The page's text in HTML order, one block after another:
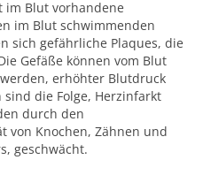
im Blut vorhandene
im Blut schwimmenden
sich gefährliche Plaques, die
Gefäße können vom Blut
erhöhter Blutdruck
die Folge, Herzinfarkt
durch den
von Knochen, Zähnen und
geschwächt.